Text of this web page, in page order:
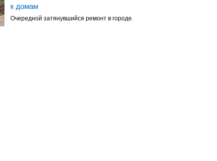
к домам
Очередной затянувшийся ремонт в городе.